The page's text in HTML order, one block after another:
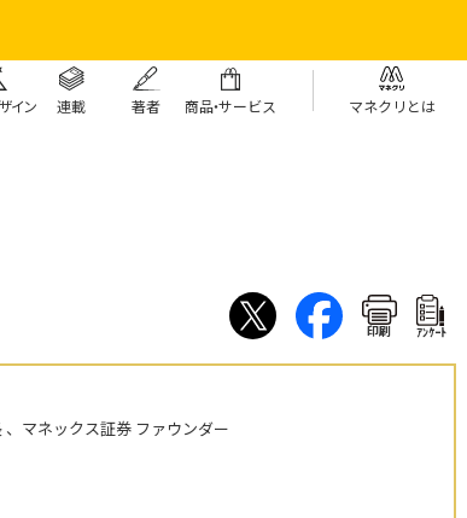
イン 連載 著者 商品・サービス マネクリとは
印刷 ｱﾝｹｰﾄ
マネックス証券 ファウンダー